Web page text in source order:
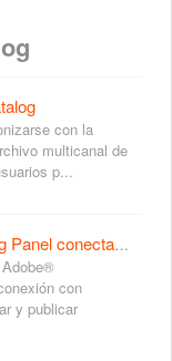
con la
multicanal de
p...
Cómo trabajar con nC neoCatalog Panel conectado a neoCatalog Web
Adobe®
con
y publicar